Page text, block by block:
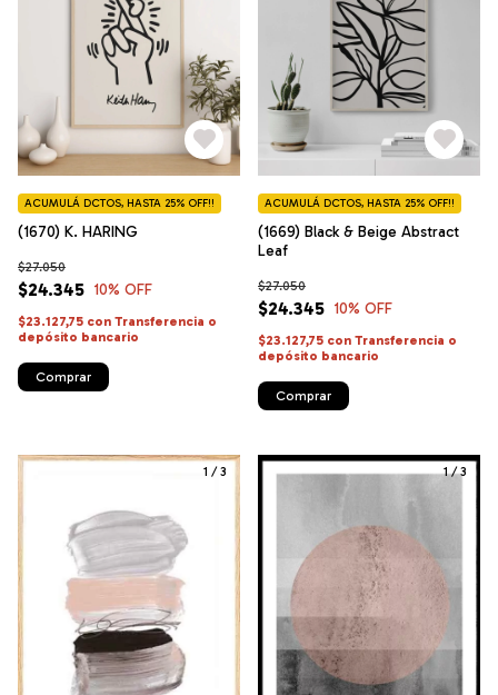
(1670) K. HARING
$24.345
$27.050
10% OFF
ACUMULÁ DCTOS, HASTA 25% OFF!!
$23.127,75 con Transferencia o
depósito bancario
Comprar
(1669) Black & Beige Abstract
Leaf
$24.345
$27.050
10% OFF
ACUMULÁ DCTOS, HASTA 25% OFF!!
$23.127,75 con Transferencia o
depósito bancario
Comprar
1 /3 1/3